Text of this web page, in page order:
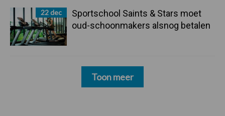
22 dec
Sportschool Saints & Stars moet
oud-schoonmakers alsnog betalen
Toon meer